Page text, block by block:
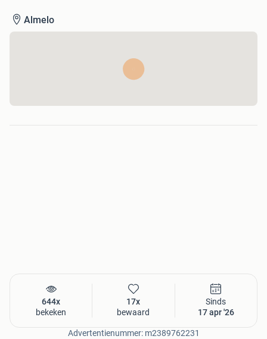
Almelo
644x
bekeken
17x
bewaard
Sinds
17 apr '26
Advertentienummer: m2389762231